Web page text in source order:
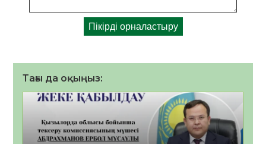
Тағы да оқыңыз: